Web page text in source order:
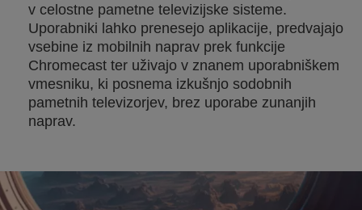
v celostne pametne televizijske sisteme.
Uporabniki lahko prenesejo aplikacije, predvajajo
vsebine iz mobilnih naprav prek funkcije
Chromecast ter uživajo v znanem uporabniškem
vmesniku, ki posnema izkušnjo sodobnih
pametnih televizorjev, brez uporabe zunanjih
naprav.